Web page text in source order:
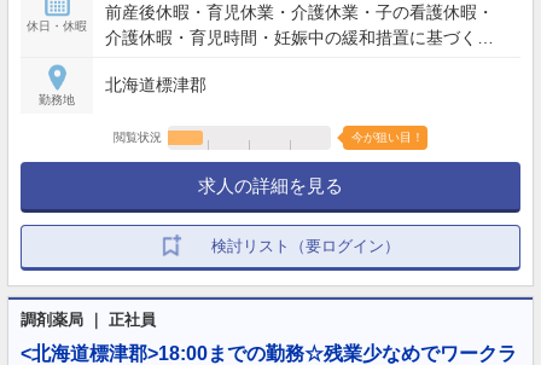
休日・休暇
前産後休暇・育児休業・介護休業・子の看護休暇・
介護休暇・育児時間・妊娠中の緩和措置に基づく時
勤務地
北海道標津郡
閲覧状況 今が狙い目！
求人の詳細を見る
検討リスト（要ログイン）
調剤薬局 ｜ 正社員
<北海道標津郡>18:00までの勤務☆残業少なめでワークラ